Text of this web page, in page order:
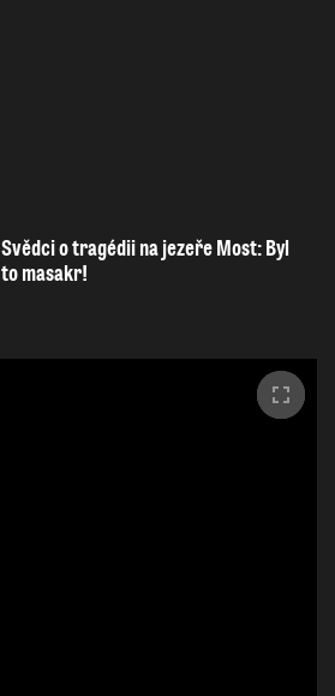
Svědci o tragédii na jezeře Most: Byl
to masakr!